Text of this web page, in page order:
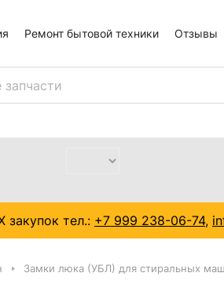
Ремонт бытовой техники Отзывы
тел.: +7 999 238-06-74,
Замки люка (УБЛ) для стиральных